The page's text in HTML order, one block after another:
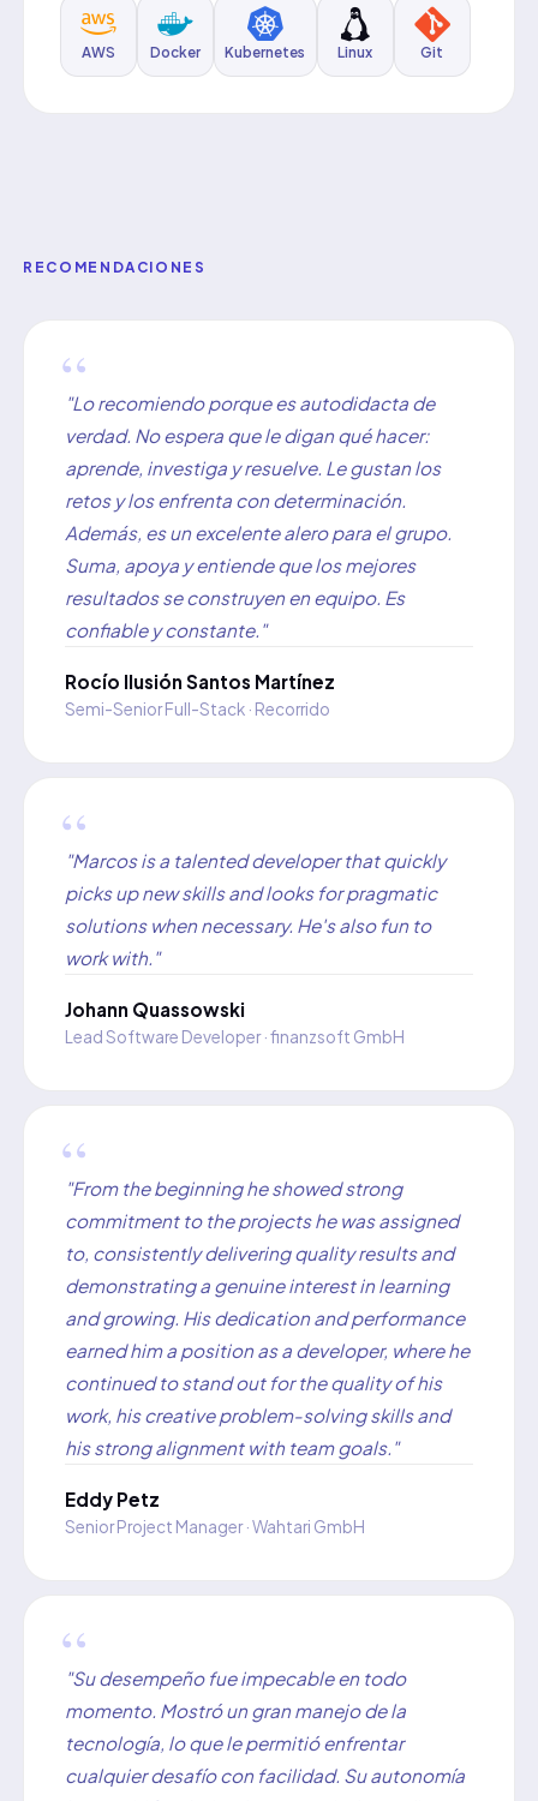
AWS Docker Kubernetes Linux Git
RECOMENDACIONES
"Lo recomiendo porque es autodidacta de
verdad. No espera que le digan qué hacer:
aprende, investiga y resuelve. Le gustan los
retos y los enfrenta con determinación.
Además, es un excelente alero para el grupo.
Suma, apoya y entiende que los mejores
resultados se construyen en equipo. Es
confiable y constante."
Rocío Ilusión Santos Martínez
Semi-Senior Full-Stack · Recorrido
"Marcos is a talented developer that quickly
picks up new skills and looks for pragmatic
solutions when necessary. He's also fun to
work with."
Johann Quassowski
Lead Software Developer · finanzsoft GmbH
"From the beginning he showed strong
commitment to the projects he was assigned
to, consistently delivering quality results and
demonstrating a genuine interest in learning
and growing. His dedication and performance
earned him a position as a developer, where he
continued to stand out for the quality of his
work, his creative problem-solving skills and
his strong alignment with team goals."
Eddy Petz
Senior Project Manager · Wahtari GmbH
"Su desempeño fue impecable en todo
momento. Mostró un gran manejo de la
tecnología, lo que le permitió enfrentar
cualquier desafío con facilidad. Su autonomía